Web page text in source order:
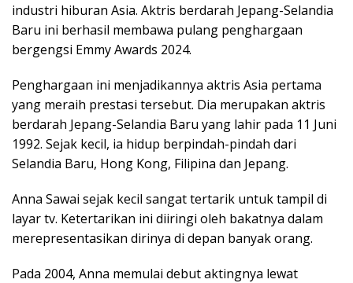
industri hiburan Asia. Aktris berdarah Jepang-Selandia
Baru ini berhasil membawa pulang penghargaan
bergengsi Emmy Awards 2024.
Penghargaan ini menjadikannya aktris Asia pertama
yang meraih prestasi tersebut. Dia merupakan aktris
berdarah Jepang-Selandia Baru yang lahir pada 11 Juni
1992. Sejak kecil, ia hidup berpindah-pindah dari
Selandia Baru, Hong Kong, Filipina dan Jepang.
Anna Sawai sejak kecil sangat tertarik untuk tampil di
layar tv. Ketertarikan ini diiringi oleh bakatnya dalam
merepresentasikan dirinya di depan banyak orang.
Pada 2004, Anna memulai debut aktingnya lewat